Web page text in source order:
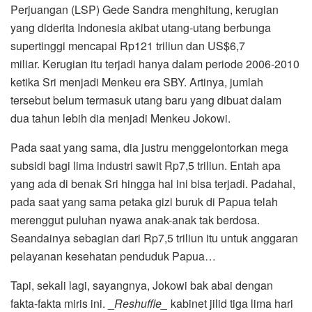
Perjuangan (LSP) Gede Sandra menghitung, kerugian
yang diderita Indonesia akibat utang-utang berbunga
supertinggi mencapai Rp121 triliun dan US$6,7
miliar. Kerugian itu terjadi hanya dalam periode 2006-2010
ketika Sri menjadi Menkeu era SBY. Artinya, jumlah
tersebut belum termasuk utang baru yang dibuat dalam
dua tahun lebih dia menjadi Menkeu Jokowi.
Pada saat yang sama, dia justru menggelontorkan mega
subsidi bagi lima industri sawit Rp7,5 triliun. Entah apa
yang ada di benak Sri hingga hal ini bisa terjadi. Padahal,
pada saat yang sama petaka gizi buruk di Papua telah
merenggut puluhan nyawa anak-anak tak berdosa.
Seandainya sebagian dari Rp7,5 triliun itu untuk anggaran
pelayanan kesehatan penduduk Papua…
Tapi, sekali lagi, sayangnya, Jokowi bak abai dengan
fakta-fakta miris ini. _ Reshuffle_
kabinet jilid tiga lima hari